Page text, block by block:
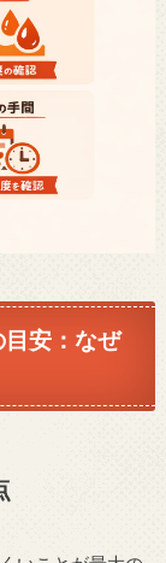
安：なぜ